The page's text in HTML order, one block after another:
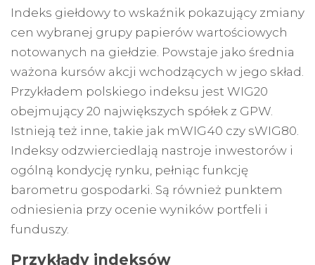
Indeks giełdowy to wskaźnik pokazujący zmiany
cen wybranej grupy papierów wartościowych
notowanych na giełdzie. Powstaje jako średnia
ważona kursów akcji wchodzących w jego skład.
Przykładem polskiego indeksu jest WIG20
obejmujący 20 największych spółek z GPW.
Istnieją też inne, takie jak mWIG40 czy sWIG80.
Indeksy odzwierciedlają nastroje inwestorów i
ogólną kondycję rynku, pełniąc funkcję
barometru gospodarki. Są również punktem
odniesienia przy ocenie wyników portfeli i
funduszy.
Przykłady indeksów